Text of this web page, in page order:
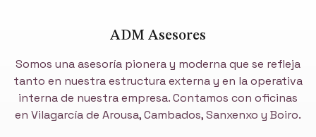
ADM Asesores
Somos una asesoría pionera y moderna que se refleja
tanto en nuestra estructura externa y en la operativa
interna de nuestra empresa. Contamos con oficinas
en Vilagarcía de Arousa, Cambados, Sanxenxo y Boiro.